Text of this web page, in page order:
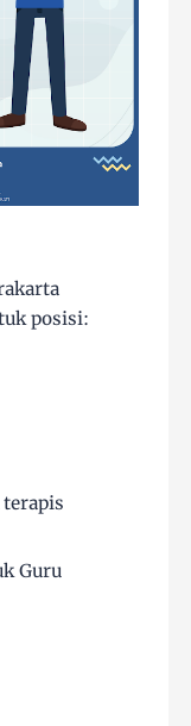
posisi:
Guru